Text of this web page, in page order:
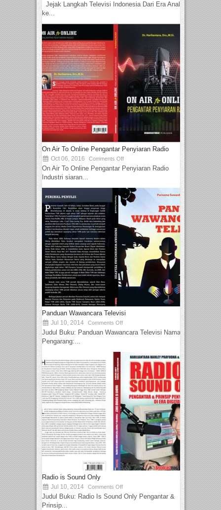
Jejak Langkah Televisi Indonesia Dari Era Analog
ke...
On Air To Online Pengantar Penyiaran Radio
Oct 06, 2016 Comments Off
On Air To Online Pengantar Penyiaran Radio
Industri siaran...
Panduan Wawancara Televisi
Jul 10, 2014 Comments Off
Judul Buku: Panduan Wawancara Televisi Nama
Pengarang:...
Radio is Sound Only
Jul 10, 2014 Comments Off
Judul Buku: Radio Is Sound Only Pengantar &
Prinsip...